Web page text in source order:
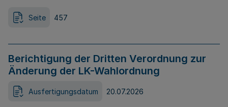
Seite 457
Berichtigung der Dritten Verordnung zur
Änderung der LK-Wahlordnung
Ausfertigungsdatum 20.07.2026